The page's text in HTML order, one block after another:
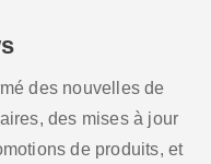
des nouvelles de
des mises à jour
de produits, et